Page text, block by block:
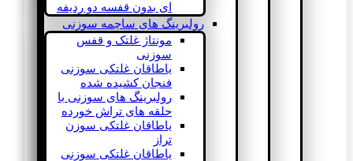
ای بدون قفسه دو ردیفه
رولبرینگ های ساچمه سوزنی
مونتاژ غلتک و قفس
سوزنی
یاطاقان غلتکی سوزنی
فنجان کشیده شده
رولبرینگ های سوزنی با
حلقه های تراش خورده
یاطاقان غلتکی سوزن
تراز
یاطاقان غلتکی سوزنی